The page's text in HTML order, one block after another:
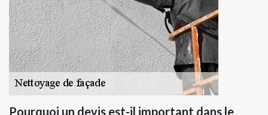
Pourquoi un devis est-il important dans le